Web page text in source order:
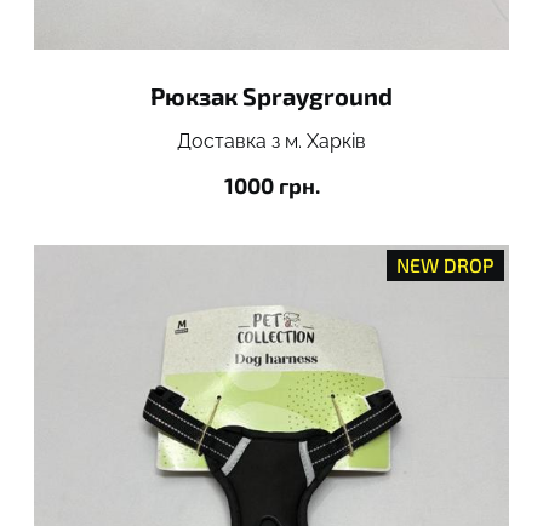
Рюкзак Sprayground
Доставка з м. Харків
1000 грн.
NEW DROP